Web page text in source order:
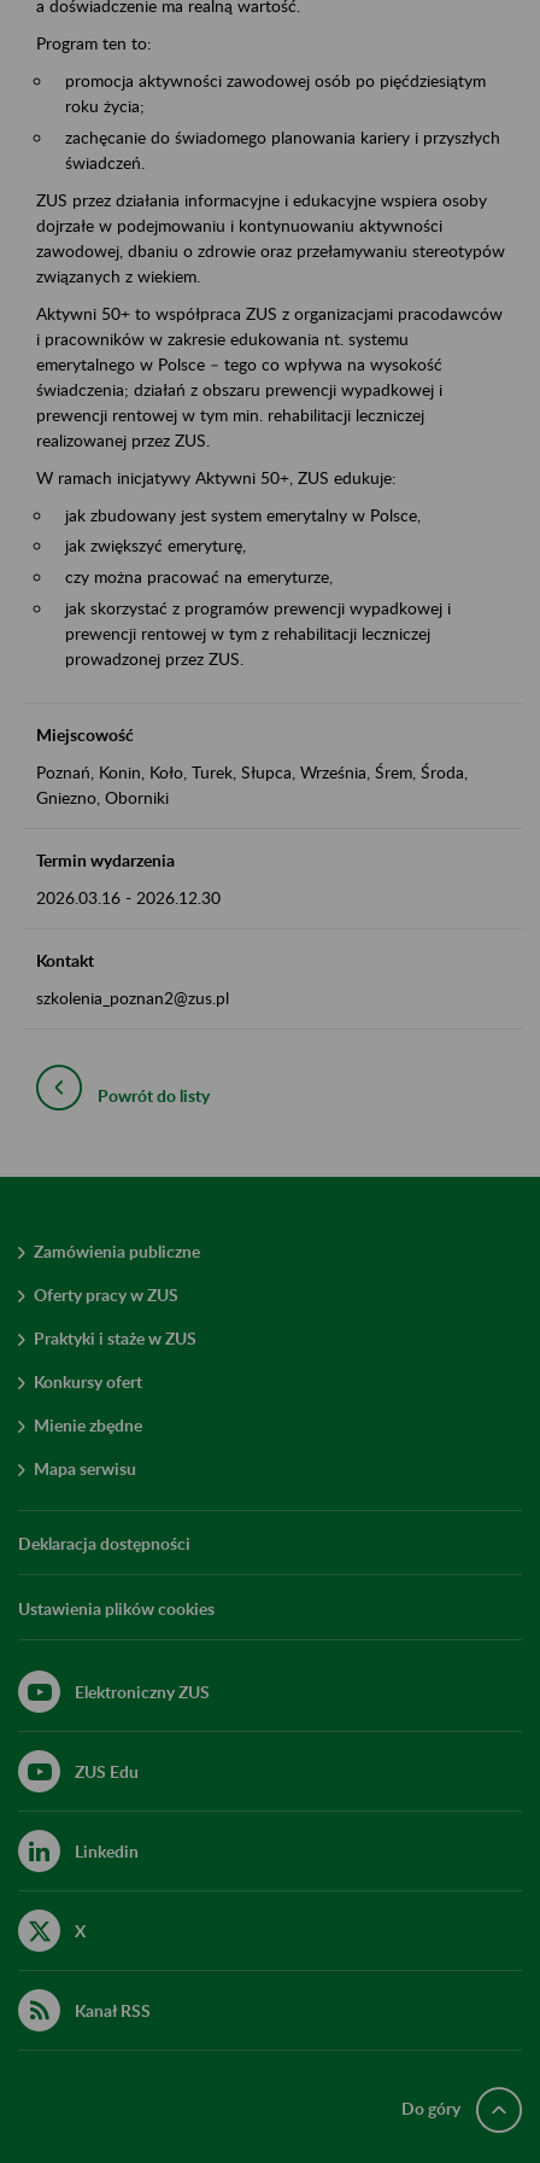
a doświadczenie ma realną wartość.
Program ten to:
promocja aktywności zawodowej osób po pięćdziesiątym
roku życia;
zachęcanie do świadomego planowania kariery i przyszłych
świadczeń.
ZUS przez działania informacyjne i edukacyjne wspiera osoby
dojrzałe w podejmowaniu i kontynuowaniu aktywności
zawodowej, dbaniu o zdrowie oraz przełamywaniu stereotypów
związanych z wiekiem.
Aktywni 50+ to współpraca ZUS z organizacjami pracodawców
i pracowników w zakresie edukowania nt. systemu
emerytalnego w Polsce – tego co wpływa na wysokość
świadczenia; działań z obszaru prewencji wypadkowej i
prewencji rentowej w tym min. rehabilitacji leczniczej
realizowanej przez ZUS.
W ramach inicjatywy Aktywni 50+, ZUS edukuje:
jak zbudowany jest system emerytalny w Polsce,
jak zwiększyć emeryturę,
czy można pracować na emeryturze,
jak skorzystać z programów prewencji wypadkowej i
prewencji rentowej w tym z rehabilitacji leczniczej
prowadzonej przez ZUS.
Miejscowość
Poznań, Konin, Koło, Turek, Słupca, Września, Śrem, Środa,
Gniezno, Oborniki
Termin wydarzenia
2026.03.16 - 2026.12.30
Kontakt
szkolenia_poznan2@zus.pl
Powrót do listy
Zamówienia publiczne
Oferty pracy w ZUS
Praktyki i staże w ZUS
Konkursy ofert
Mienie zbędne
Mapa serwisu
Deklaracja dostępności
Ustawienia plików cookies
Elektroniczny ZUS
ZUS Edu
Linkedin
X
Kanał RSS
Do góry